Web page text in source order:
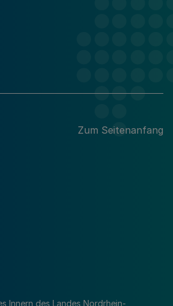
Zum Seitenanfang
Innern des Landes Nordrhein-